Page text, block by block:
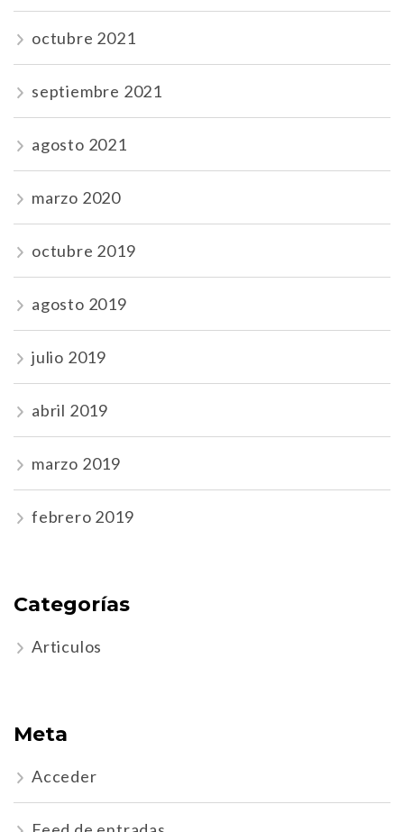
octubre 2021
septiembre 2021
agosto 2021
marzo 2020
octubre 2019
agosto 2019
julio 2019
abril 2019
marzo 2019
febrero 2019
Categorías
Articulos
Meta
Acceder